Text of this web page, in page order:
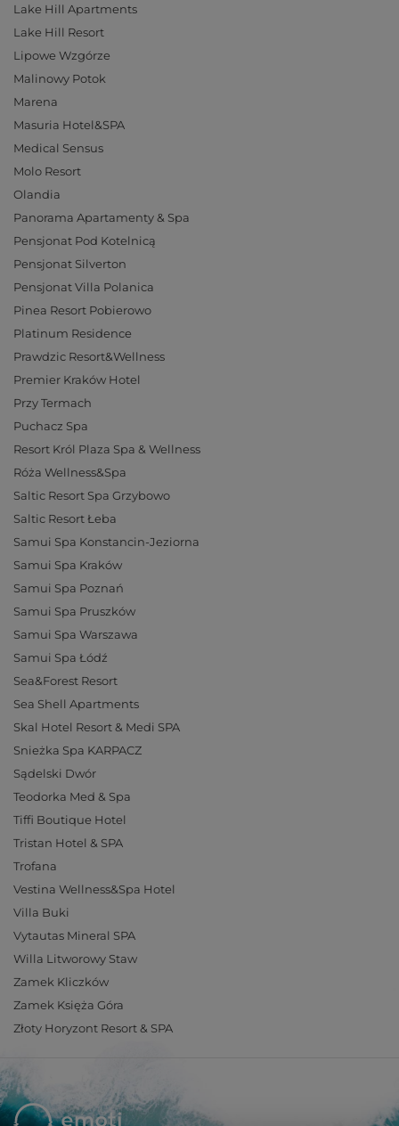
Lake Hill Apartments
Lake Hill Resort
Lipowe Wzgórze
Malinowy Potok
Marena
Masuria Hotel&SPA
Medical Sensus
Molo Resort
Olandia
Panorama Apartamenty & Spa
Pensjonat Pod Kotelnicą
Pensjonat Silverton
Pensjonat Villa Polanica
Pinea Resort Pobierowo
Platinum Residence
Prawdzic Resort&Wellness
Premier Kraków Hotel
Przy Termach
Puchacz Spa
Resort Król Plaza Spa & Wellness
Róża Wellness&Spa
Saltic Resort Spa Grzybowo
Saltic Resort Łeba
Samui Spa Konstancin-Jeziorna
Samui Spa Kraków
Samui Spa Poznań
Samui Spa Pruszków
Samui Spa Warszawa
Samui Spa Łódź
Sea&Forest Resort
Sea Shell Apartments
Skal Hotel Resort & Medi SPA
Snieżka Spa KARPACZ
Sądelski Dwór
Teodorka Med & Spa
Tiffi Boutique Hotel
Tristan Hotel & SPA
Trofana
Vestina Wellness&Spa Hotel
Villa Buki
Vytautas Mineral SPA
Willa Litworowy Staw
Zamek Kliczków
Zamek Księża Góra
Złoty Horyzont Resort & SPA